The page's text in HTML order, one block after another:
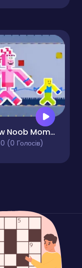
New Noob Mommy Long
0 (0 Голосів)